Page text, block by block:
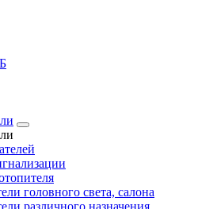
головного света, салона